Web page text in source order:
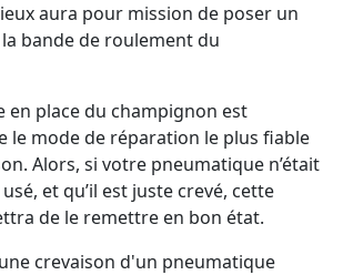
aura pour mission de poser un
bande de roulement du
en place du champignon est
le mode de réparation le plus fiable
Alors, si votre pneumatique n’était
et qu’il est juste crevé, cette
de le remettre en bon état.
crevaison d'un pneumatique